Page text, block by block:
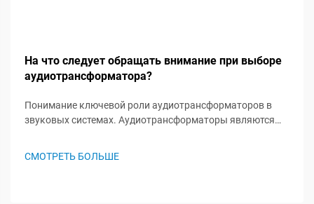
На что следует обращать внимание при выборе
аудиотрансформатора?
Понимание ключевой роли аудиотрансформаторов в
звуковых системах. Аудиотрансформаторы являются
обеспечении оптимальной работы аудиосистемы. Эти
СМОТРЕТЬ БОЛЬШЕ